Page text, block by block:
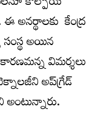
ఈ అన‌ర్థాల‌కు కేంద్ర
సంస్థ అయిన
విమ‌ర్శ‌లు
అప్‌గ్రేడ్